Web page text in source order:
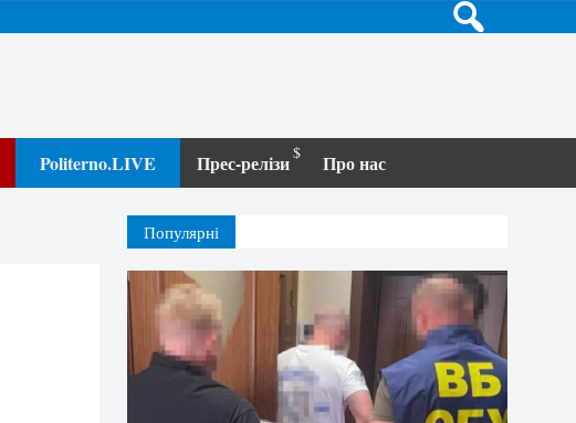
Politerno.LIVE Прес-релізи Про нас
Популярні